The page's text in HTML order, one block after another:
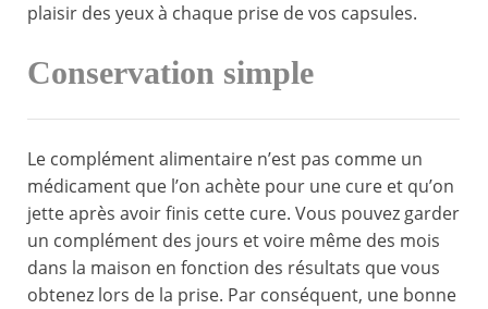
plaisir des yeux à chaque prise de vos capsules.
Conservation simple
Le complément alimentaire n’est pas comme un
médicament que l’on achète pour une cure et qu’on
jette après avoir finis cette cure. Vous pouvez garder
un complément des jours et voire même des mois
dans la maison en fonction des résultats que vous
obtenez lors de la prise. Par conséquent, une bonne